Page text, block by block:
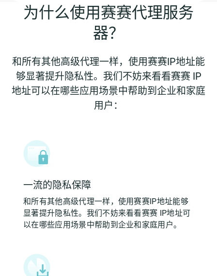
为什么使用赛赛代理服务
器？
和所有其他高级代理一样，使用赛赛IP地址能
够显著提升隐私性。我们不妨来看看赛赛 IP
地址可以在哪些应用场景中帮助到企业和家庭
用户：
一流的隐私保障
和所有其他高级代理一样，使用赛赛IP地址能够
显著提升隐私性。我们不妨来看看赛赛 IP地址可
以在哪些应用场景中帮助到企业和家庭用户。